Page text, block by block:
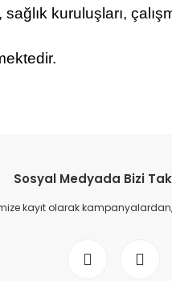
kuruluşları,
Sosyal Medyada Bizi
kayıt olarak